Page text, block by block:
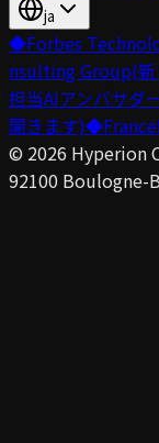
ja
◆Forbes
nsulting Group(
担当AIアンバサダ
開きます)◆
© 2026 Hyperion
92100 Boulogne-